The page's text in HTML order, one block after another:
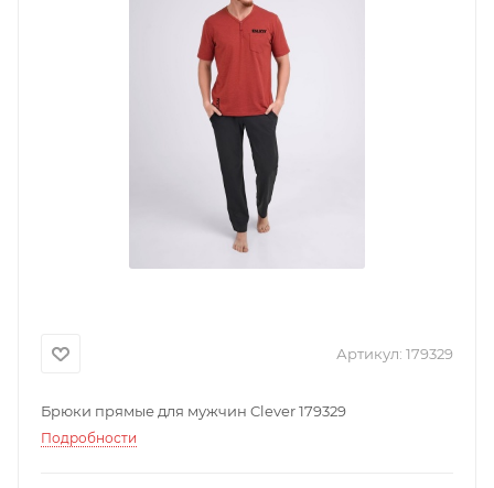
Артикул: 179329
Брюки прямые для мужчин Clever 179329
Подробности